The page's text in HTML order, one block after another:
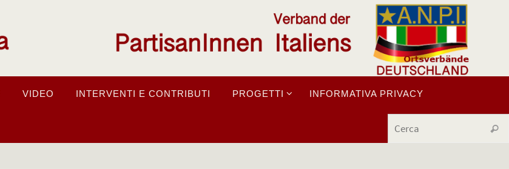
VIDEO INTERVENTI E CONTRIBUTI PROGETTI INFORMATIVA PRIVACY
Cerca